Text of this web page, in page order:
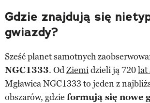
Gdzie znajdują się
gwiazdy?
Sześć planet samotnych
NGC1333. OdZiemidzieli ją 720lat
Mgławica NGC1333 to jeden z
obszarów, gdzie formują się nowe